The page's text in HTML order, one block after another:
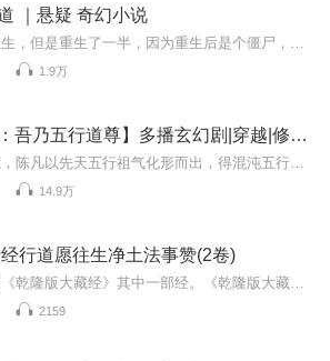
｜悬疑 奇幻小说
1.9万
【洪荒：吾乃五行道尊】多播玄幻剧|穿越|修仙|轻松|
14.9万
行道愿往生净土法事赞(2卷)
2159